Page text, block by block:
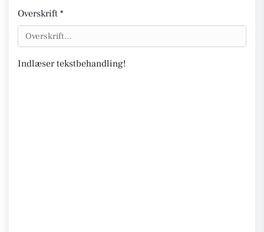
Overskrift *
Indlæser tekstbehandling!